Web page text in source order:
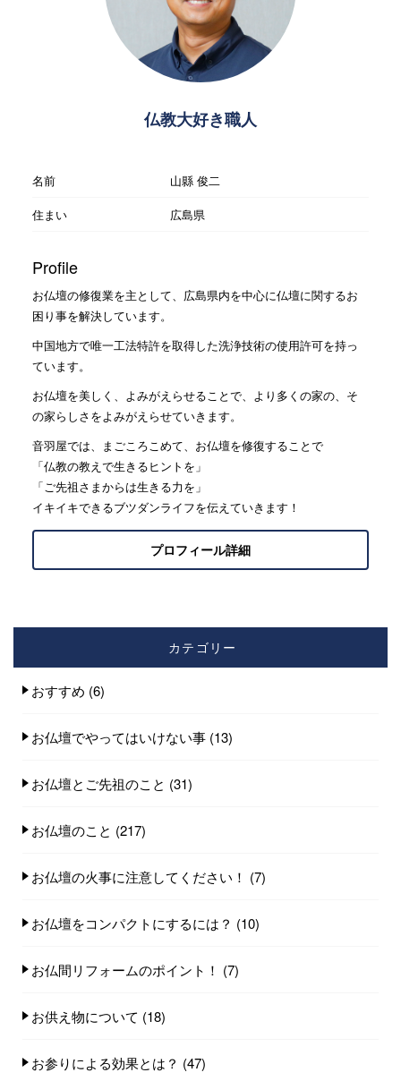
仏教大好き職人
名前
山縣 俊二
住まい
広島県
Profile
お仏壇の修復業を主として、広島県内を中心に仏壇に関するお
困り事を解決しています。
中国地方で唯一工法特許を取得した洗浄技術の使用許可を持っ
ています。
お仏壇を美しく、よみがえらせることで、より多くの家の、そ
の家らしさをよみがえらせていきます。
音羽屋では、まごころこめて、お仏壇を修復することで
「仏教の教えで生きるヒントを」
「ご先祖さまからは生きる力を」
イキイキできるブツダンライフを伝えていきます！
プロフィール詳細
カテゴリー
おすすめ (6)
お仏壇でやってはいけない事 (13)
お仏壇とご先祖のこと (31)
お仏壇のこと (217)
お仏壇の火事に注意してください！ (7)
お仏壇をコンパクトにするには？ (10)
お仏間リフォームのポイント！ (7)
お供え物について (18)
お参りによる効果とは？ (47)